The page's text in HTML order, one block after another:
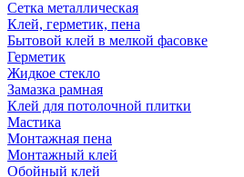
Сетка металлическая
Клей, герметик, пена
Бытовой клей в мелкой фасовке
Герметик
Жидкое стекло
Замазка рамная
Клей для потолочной плитки
Мастика
Монтажная пена
Монтажный клей
Обойный клей